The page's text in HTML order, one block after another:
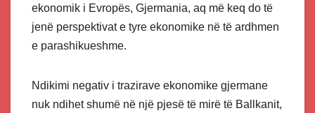
ekonomik i Evropës, Gjermania, aq më keq do të
jenë perspektivat e tyre ekonomike në të ardhmen
e parashikueshme.
Ndikimi negativ i trazirave ekonomike gjermane
nuk ndihet shumë në një pjesë të mirë të Ballkanit,